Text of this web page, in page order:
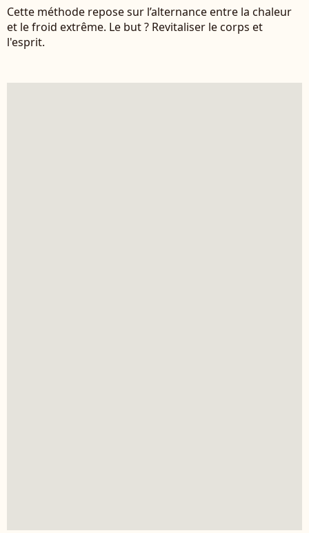
Cette méthode repose sur l’alternance entre la chaleur
et le froid extrême. Le but ? Revitaliser le corps et
l'esprit.